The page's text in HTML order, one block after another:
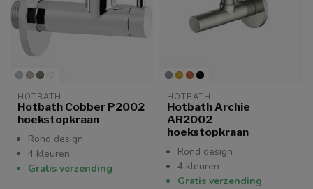
HOTBATH
Hotbath Cobber P2002
hoekstopkraan
Rond design
4 kleuren
Gratis verzending
HOTBATH
Hotbath Archie
AR2002
hoekstopkraan
Rond design
4 kleuren
Gratis verzending